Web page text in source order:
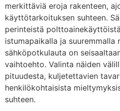
merkittäviä eroja rakenteen,
käyttötarkoituksen suhteen.
perinteistä
istumapaikalla ja suuremmalla
sähköpotkulauta on
vaihtoehto. Valinta näiden
pituudesta, kuljetettavien
henkilökohtaisista
suhteen.